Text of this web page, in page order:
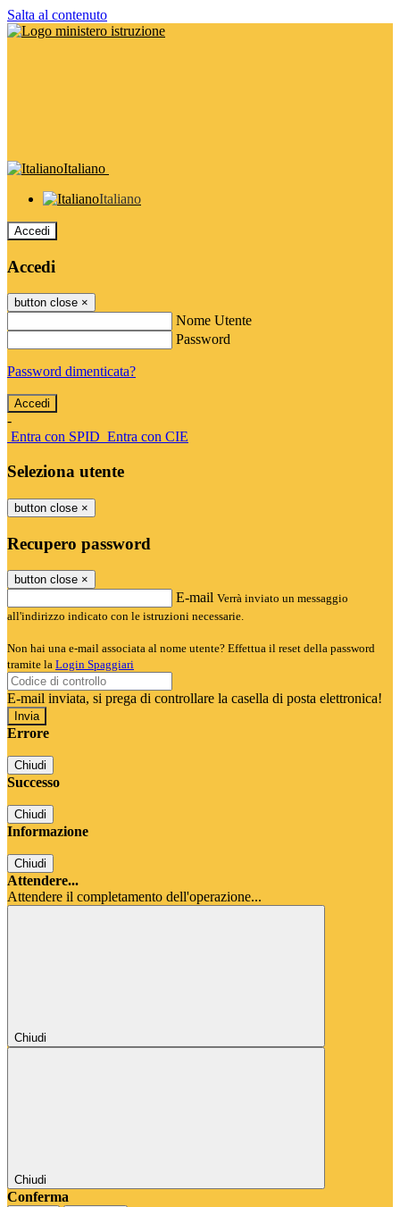
Salta al contenuto
Italiano
Italiano
Accedi
Accedi
button close ×
Nome Utente
Password
Password dimenticata?
-
Entra con SPID Entra con CIE
Seleziona utente
button close ×
Recupero password
button close ×
E-mail Verrà inviato un messaggio
all'indirizzo indicato con le istruzioni necessarie.
Non hai una e-mail associata al nome utente? Effettua il reset della password
tramite la Login Spaggiari
E-mail inviata, si prega di controllare la casella di posta elettronica!
Errore
Chiudi
Successo
Chiudi
Informazione
Chiudi
Attendere...
Attendere il completamento dell'operazione...
Chiudi
Chiudi
Conferma